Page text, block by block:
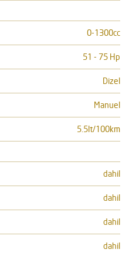
0-1300cc
51 - 75 Hp
Dizel
Manuel
5.5lt/100km
dahil
dahil
dahil
dahil